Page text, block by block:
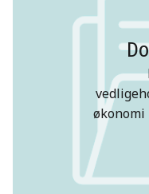
økonomi